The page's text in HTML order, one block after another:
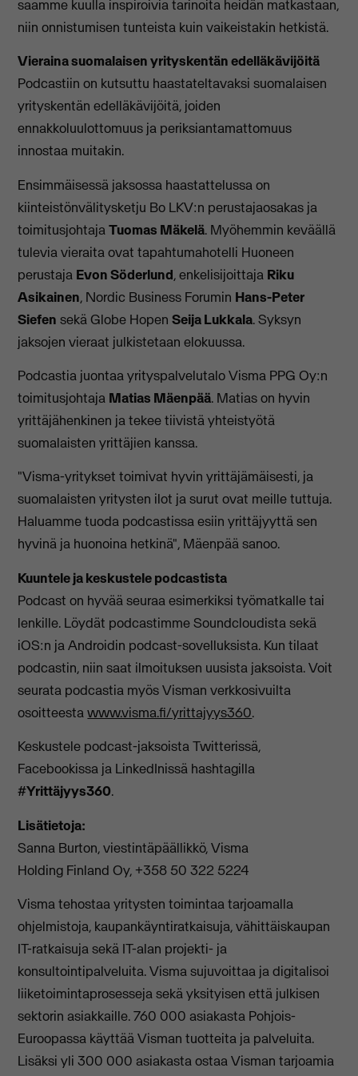
saamme kuulla inspiroivia tarinoita heidän matkastaan,
niin onnistumisen tunteista kuin vaikeistakin hetkistä.
Vieraina suomalaisen yrityskentän edelläkävijöitä
Podcastiin on kutsuttu haastateltavaksi suomalaisen
yrityskentän edelläkävijöitä, joiden
ennakkoluulottomuus ja periksiantamattomuus
innostaa muitakin.
Ensimmäisessä jaksossa haastattelussa on
kiinteistönvälitysketju Bo LKV:n perustajaosakas ja
toimitusjohtajaTuomas Mäkelä. Myöhemmin keväällä
tulevia vieraita ovat tapahtumahotelli Huoneen
perustaja Evon Söderlund, enkelisijoittaja Riku
Asikainen, Nordic Business Forumin Hans-Peter
Siefen sekä Globe HopenSeija Lukkala. Syksyn
jaksojen vieraat julkistetaan elokuussa.
Podcastia juontaa yrityspalvelutalo Visma PPG Oy:n
toimitusjohtaja Matias Mäenpää. Matias on hyvin
yrittäjähenkinen ja tekee tiivistä yhteistyötä
suomalaisten yrittäjien kanssa.
"Visma-yritykset toimivat hyvin yrittäjämäisesti, ja
suomalaisten yritysten ilot ja surut ovat meille tuttuja.
Haluamme tuoda podcastissa esiin yrittäjyyttä sen
hyvinä ja huonoina hetkinä", Mäenpää sanoo.
Kuuntele ja keskustele podcastista
Podcast on hyvää seuraa esimerkiksi työmatkalle tai
lenkille. Löydät podcastimme Soundcloudista sekä
iOS:n ja Androidin podcast-sovelluksista. Kun tilaat
podcastin, niin saat ilmoituksen uusista jaksoista. Voit
seurata podcastia myös Visman verkkosivuilta
osoitteestawww.visma.fi/yrittajyys360.
Keskustele podcast-jaksoista Twitterissä,
Facebookissa ja LinkedInissä hashtagilla
#Yrittäjyys360.
Lisätietoja:
Sanna Burton, viestintäpäällikkö, Visma
Holding Finland Oy, +358 50 322 5224
Visma tehostaa yritysten toimintaa tarjoamalla
ohjelmistoja, kaupankäyntiratkaisuja, vähittäiskaupan
IT-ratkaisuja sekä IT-alan projekti- ja
konsultointipalveluita. Visma sujuvoittaa ja digitalisoi
liiketoimintaprosesseja sekä yksityisen että julkisen
sektorin asiakkaille. 760 000 asiakasta Pohjois-
Euroopassa käyttää Visman tuotteita ja palveluita.
Lisäksi yli 300 000 asiakasta ostaa Visman tarjoamia